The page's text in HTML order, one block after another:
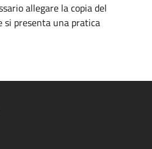
allegare la copia del
si presenta una pratica